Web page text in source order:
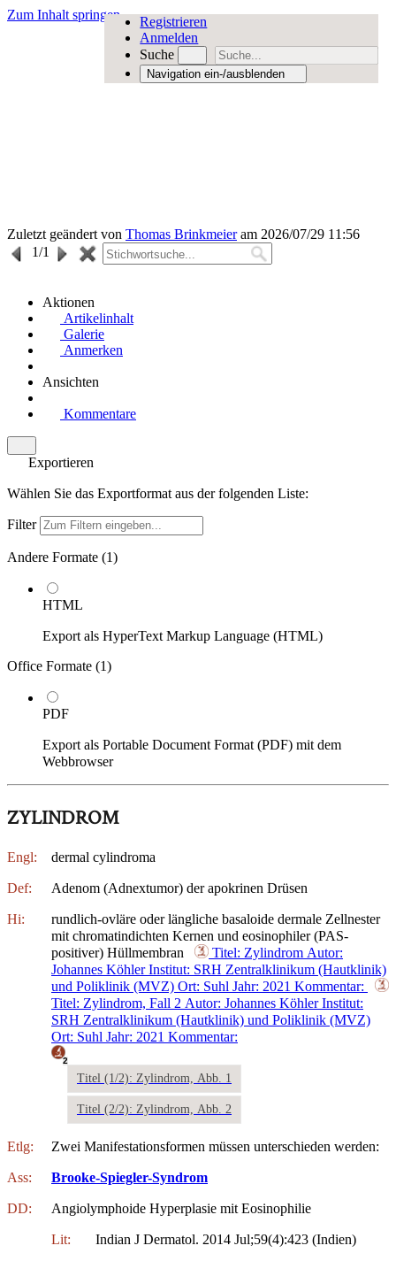
Zum Inhalt springen
Registrieren
Anmelden
Suche
Navigation ein-/ausblenden
Zuletzt geändert von Thomas Brinkmeieram 2026/07/29 11:56
1/1
Aktionen
Artikelinhalt
Galerie
Anmerken
Ansichten
Kommentare
Exportieren
Wählen Sie das Exportformat aus der folgenden Liste:
Filter
Andere Formate (1)
HTML
Export als HyperText Markup Language (HTML)
Office Formate (1)
PDF
Export als Portable Document Format (PDF) mit dem
Webbrowser
ZYLINDROM
Engl: dermal cylindroma
Def: Adenom (Adnextumor) der apokrinen Drüsen
Hi:
rundlich-ovläre oder längliche basaloide dermale Zellnester
mit chromatindichten Kernen und eosinophiler (PAS-
positiver) Hüllmembran
Titel: Zylindrom Autor:
Johannes Köhler Institut: SRH Zentralklinikum (Hautklinik)
und Poliklinik (MVZ) Ort: Suhl Jahr: 2021 Kommentar:
Titel: Zylindrom, Fall 2 Autor: Johannes Köhler Institut:
SRH Zentralklinikum (Hautklinik) und Poliklinik (MVZ)
Ort: Suhl Jahr: 2021 Kommentar:
2
Titel (1/2): Zylindrom, Abb. 1
Titel (2/2): Zylindrom, Abb. 2
Etlg: Zwei Manifestationsformen müssen unterschieden werden:
Ass: Brooke-Spiegler-Syndrom
DD: Angiolymphoide Hyperplasie mit Eosinophilie
Lit: Indian J Dermatol. 2014 Jul;59(4):423 (Indien)